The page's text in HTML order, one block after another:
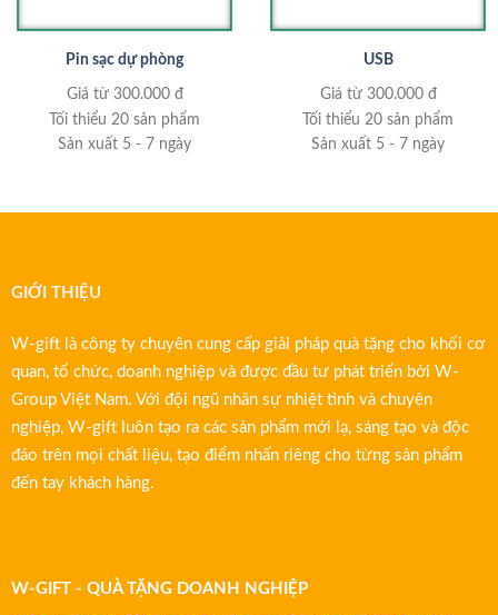
Pin sạc dự phòng
Giá từ 300.000 đ
Tối thiểu 20 sản phẩm
Sản xuất 5 - 7 ngày
USB
Giá từ 300.000 đ
Tối thiểu 20 sản phẩm
Sản xuất 5 - 7 ngày
GIỚI THIỆU
W-gift là công ty chuyên cung cấp giải pháp quà tặng cho khối cơ
quan, tổ chức, doanh nghiệp và được đầu tư phát triển bởi W-
Group Việt Nam. Với đội ngũ nhân sự nhiệt tình và chuyên
nghiệp, W-gift luôn tạo ra các sản phẩm mới lạ, sáng tạo và độc
đáo trên mọi chất liệu, tạo điểm nhấn riêng cho từng sản phẩm
đến tay khách hàng.
W-GIFT - QUÀ TẶNG DOANH NGHIỆP